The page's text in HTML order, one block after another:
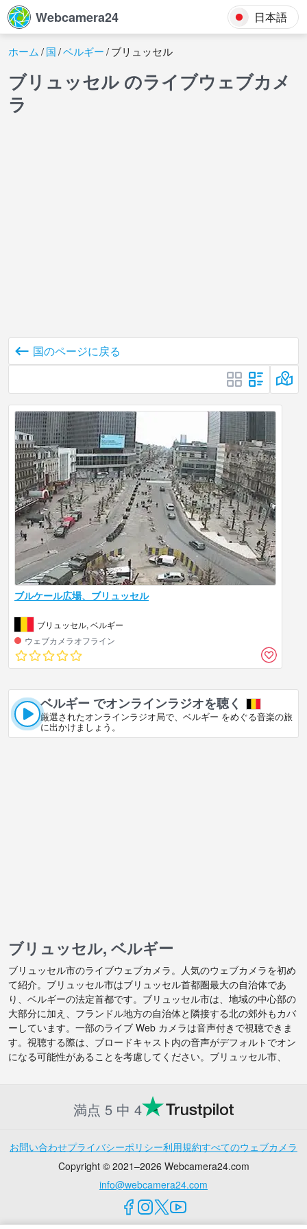
Webcamera24 日本語
ホーム 国 ベルギー ブリュッセル
ブリュッセル のライブウェブカメ
ラ
国のページに戻る
ブルケール広場、ブリュッセル
ブリュッセル, ベルギー
ウェブカメラオフライン
ベルギー でオンラインラジオを聴く
厳選されたオンラインラジオ局で、ベルギー をめぐる音楽の旅
に出かけましょう。
ブリュッセル, ベルギー
ブリュッセル市のライブウェブカメラ。人気のウェブカメラを初め
て紹介。ブリュッセル市はブリュッセル首都圏最大の自治体であ
り、ベルギーの法定首都です。ブリュッセル市は、地域の中心部の
大部分に加え、フランドル地方の自治体と隣接する北の郊外もカバ
ーしています。一部のライブ Web カメラは音声付きで視聴できま
す。視聴する際は、ブロードキャスト内の音声がデフォルトでオン
になる可能性があることを考慮してください。ブリュッセル市、
満点 5 中 4
お問い合わせプライバシーポリシー利用規約すべてのウェブカメラ
Copyright © 2021–2026 Webcamera24.com
info@webcamera24.com